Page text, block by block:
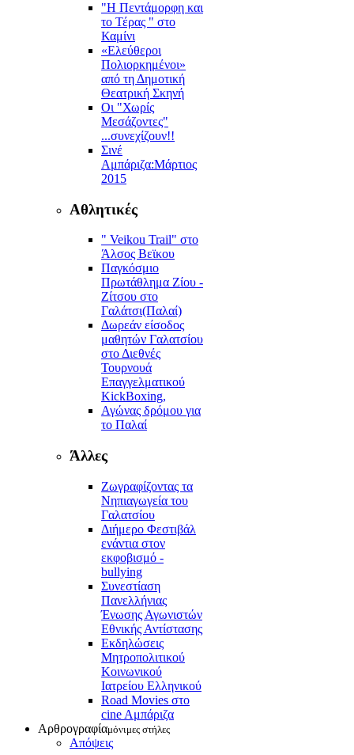
"Η Πεντάμορφη και
το Τέρας " στο
Καμίνι
«Ελεύθεροι
Πολιορκημένοι»
από τη Δημοτική
Θεατρική Σκηνή
Οι "Χωρίς
Μεσάζοντες"
...συνεχίζουν!!
Σινέ
Αμπάριζα:Mάρτιος
2015
Αθλητικές
" Veikou Trail" στο
Άλσος Βεϊκου
Παγκόσμιο
Πρωτάθλημα Ζίου -
Ζίτσου στο
Γαλάτσι(Παλαί)
Δωρεάν είσοδος
μαθητών Γαλατσίου
στο Διεθνές
Τουρνουά
Επαγγελματικού
KickBoxing,
Αγώνας δρόμου για
το Παλαί
Άλλες
Ζωγραφίζοντας τα
Νηπιαγωγεία του
Γαλατσίου
Διήμερο Φεστιβάλ
ενάντια στον
εκφοβισμό -
bullying
Συνεστίαση
Πανελλήνιας
Ένωσης Αγωνιστών
Εθνικής Αντίστασης
Εκδηλώσεις
Μητροπολιτικού
Κοινωνικού
Ιατρείου Ελληνικού
Road Movies στο
cine Aμπάριζα
Αρθρογραφίαμόνιμες στήλες
Απόψεις